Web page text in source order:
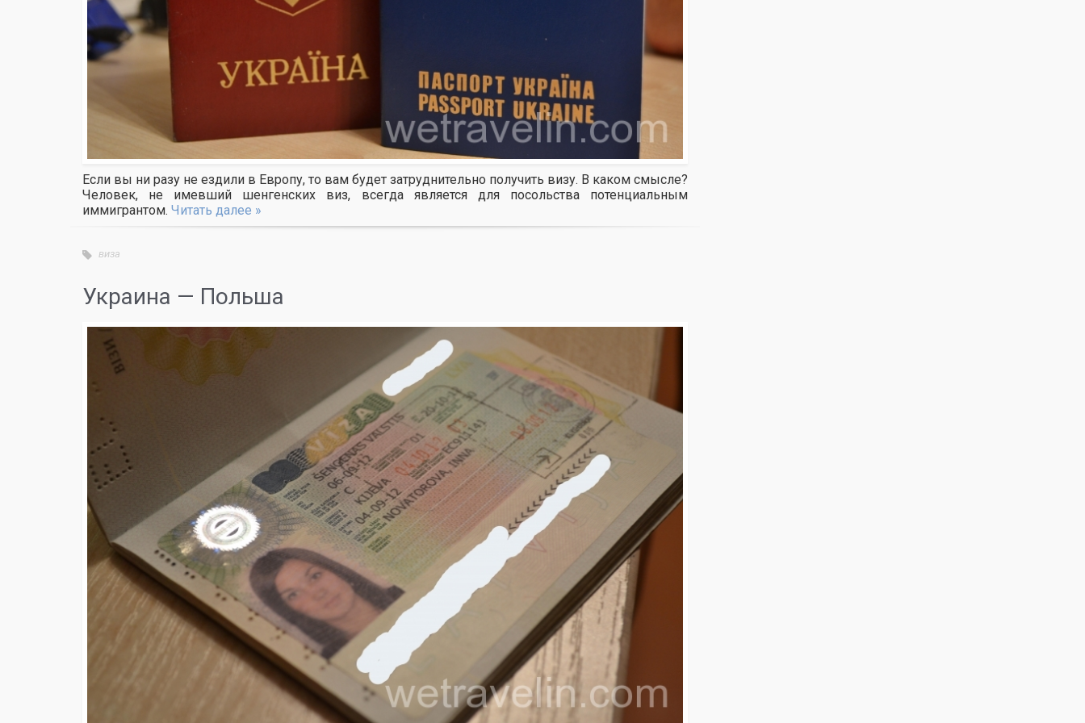
Если вы ни разу не ездили в Европу, то вам будет затруднительно получить визу. В каком смысле?
Человек, не имевший шенгенских виз, всегда является для посольства потенциальным
иммигрантом. Читать далее »
виза
Украина — Польша